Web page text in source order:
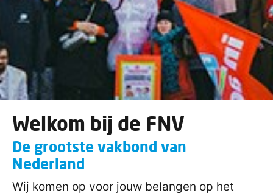
Welkom bij de FNV
De grootste vakbond van
Nederland
Wij komen op voor jouw belangen op het